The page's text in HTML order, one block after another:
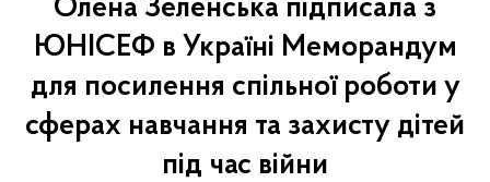
Олена Зеленська підписала з
ЮНІСЕФ в Україні Меморандум
для посилення спільної роботи у
сферах навчання та захисту дітей
під час війни